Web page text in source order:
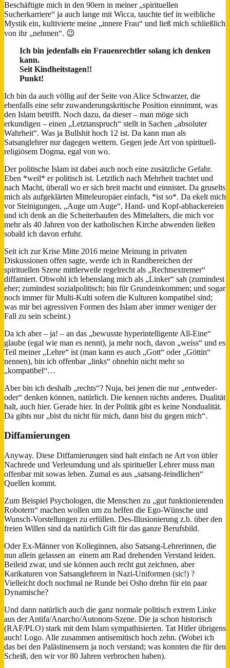
Beschäftigte mich in den 90ern in meiner „spirituellen
Sucherkarriere“ ja auch lange mit Wicca, tauchte tief in weibliche
Mystik ein, kultivierte meine „innere Frau“ und ließ mich schließlich
von ihr „nehmen“. 😉
Ich bin jedenfalls ein Frauenrechtler solang ich denken
kann.
Seit Kindheitstagen!!
Punkt!
Ich bin da auch völlig auf der Seite von Alice Schwarzer, die
ebenfalls eine sehr zuwanderungskritische Position einnimmt, was
den Islam betrifft. Noch dazu, da dieser – man möge sich
erkundigen – einen „Letztanspruch“ stellt in Sachen „absoluter
Wahrheit“. Was ja Bullshit hoch 12 ist. Da kann man als
Satsanglehrer nur dagegen wettern. Gegen jede Art von spirituell-
religiösem Dogma, egal von wo.
Der politische Islam ist dabei auch noch eine zusätzliche Gefahr.
Eben *weil* er politisch ist. Letztlich nach Mehrheit trachtet und
nach Macht, überall wo er sich breit macht und einnistet. Da gruselts
mich als aufgeklärten Mitteleuropäer einfach, *ist so*. Da ekelt mich
vor Steinigungen, „Auge um Auge“, Hand- und Kopf-abhackereien
und ich denk an die Scheiterhaufen des Mittelalters, die mich vor
mehr als 40 Jahren von der katholischen Kirche abwenden ließen
sobald ich davon erfuhr.
Seit ich zur Krise Mitte 2016 meine Meinung in privaten
Diskussionen offen sagte, werde ich in Randbereichen der
spirituellen Szene mittlerweile regelrecht als „Rechtsextremer“
diffamiert. Obwohl ich lebenslang mich als „Linker“ sah (zumindest
eher; zumindest sozialpolitisch; bin für Grundeinkommen; und sogar
noch immer für Multi-Kulti sofern die Kulturen kompatibel sind;
was mir bei agressiven Formen des Islam aber immer weniger der
Fall zu sein scheint.)
Da ich aber – ja! – an das „bewusste hyperintelligente All-Eine“
glaube (egal wie man es nennt), ja mehr noch, davon „weiss“ und es
Teil meiner „Lehre“ ist (man kann es auch „Gott“ oder „Göttin“
nennen), bin ich offenbar „links“ ohnehin nicht mehr so
„kompatibel“…
Aber bin ich deshalb „rechts“? Nuja, bei jenen die nur „entweder-
oder“ denken können, natürlich. Die kennen nichts anderes. Dualität
halt, auch hier. Gerade hier. In der Politik gibt es keine Nondualität.
Da gibts nur „bist du nicht für mich, dann bist du gegen mich“.
Diffamierungen
Anyway. Diese Diffamierungen sind halt einfach ne Art von übler
Nachrede und Verleumdung und als spiritueller Lehrer muss man
offenbar mit sowas leben. Zumal es aus „satsang-feindlichen“
Quellen kommt.
Zum Beispiel Psychologen, die Menschen zu „gut funktionierenden
Robotern“ machen wollen um zu helfen die Ego-Wünsche und
Wunsch-Vorstellungen zu erfüllen. Des-Illusionierung z.b. über den
freien Willen sind da natürlich Gift für das ganze Berufsbild.
Oder Ex-Männer von Kolleginnen, also Satsang-Lehrerinnen, die
nun allein gelassen an einem am Rad drehenden Verstand leiden.
Beileid zwar, und sie können auch recht gut zeichnen, aber
Karikaturen von Satsanglehrern in Nazi-Uniformen (sic!) ?
Vielleicht doch nochmal ne Runde bei Osho drehn für ein paar
Dynamische?
Und dann natürlich auch die ganz normale politisch extrem Linke
aus der Antifa/Anarcho/Autonom-Szene. Die ja schon historisch
(RAF/PLO) stark mit dem Islam sympathisierten. Tat Hitler übrigens
auch! Logo. Alle zusammen antisemitisch hoch zehn. (Wobei ich
das bei den Palästinensern ja noch verstand; was konnten die für den
Scheiß, den wir vor 80 Jahren verbrochen haben).